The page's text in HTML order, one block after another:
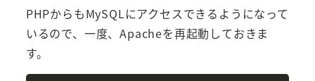
PHPからもMySQLにアクセスできるようになって
いるので、一度、Apacheを再起動しておきま
す。